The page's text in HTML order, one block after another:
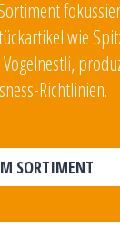
wie
Richtlinien.
SORTIMENT